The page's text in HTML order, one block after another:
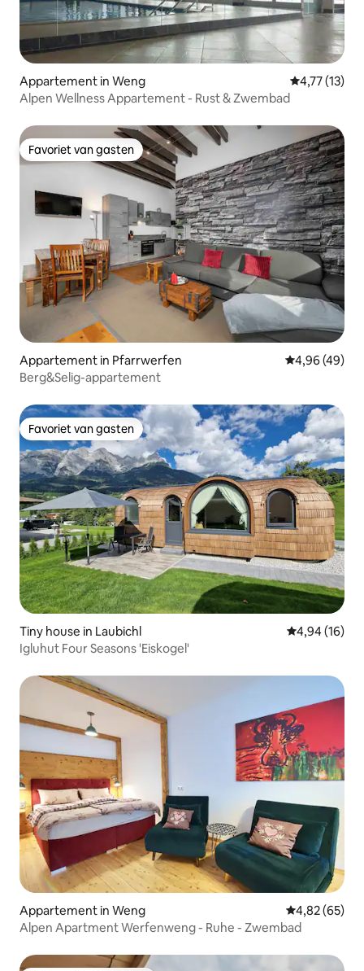
Appartement in Weng Gemiddelde
4,77 (13)
Alpen Wellness Appartement - Rust & Zwembad
Favoriet van gasten
Favoriet van gasten
Appartement in Pfarrwerfen Gemiddelde
4,96 (49)
Berg&Selig-appartement
Favoriet van gasten
Favoriet van gasten
Tiny house in Laubichl Gemiddelde
4,94 (16)
Igluhut Four Seasons 'Eiskogel'
Appartement in Weng Gemiddelde
4,82 (65)
Alpen Apartment Werfenweng - Ruhe - Zwembad